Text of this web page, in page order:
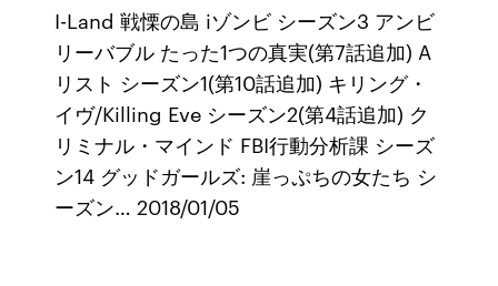
I-Land 戦慄の島 iゾンビ シーズン3 アンビ
リーバブル たった1つの真実(第7話追加) A
リスト シーズン1(第10話追加) キリング・
イヴ/Killing Eve シーズン2(第4話追加) ク
リミナル・マインド FBI行動分析課 シーズ
ン14 グッドガールズ: 崖っぷちの女たち シ
ーズン… 2018/01/05